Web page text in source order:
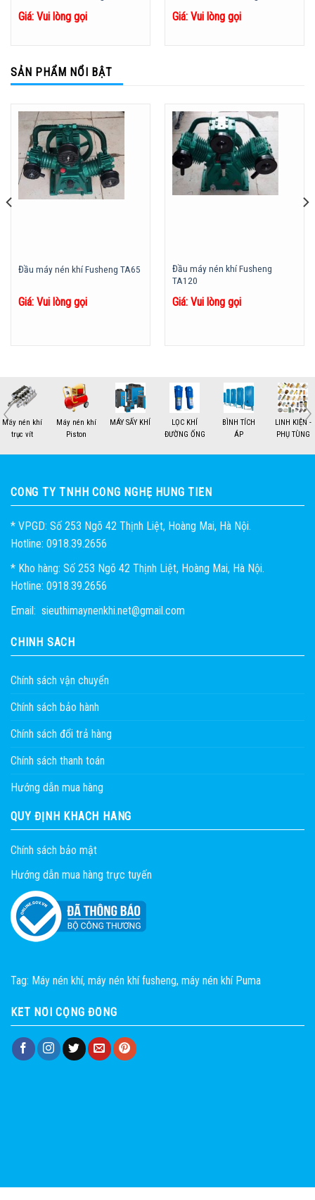
Giá: Vui lòng gọi Giá: Vui lòng gọi
SẢN PHẨM NỔI BẬT
Đầu máy nén khí Fusheng TA65
Giá: Vui lòng gọi
Đầu máy nén khí Fusheng
TA120
Giá: Vui lòng gọi
MÁY SẤY KHÍ
LỌC KHÍ
ĐƯỜNG ỐNG
BÌNH TÍCH
LINH KIỆN -
PHỤ TÙNG
THIẾT BỊ - KHÍ
NÉN
HỎI
CÔNG TY TNHH CÔNG NGHỆ HÙNG TIẾN
* VPGD: Số 253 Ngõ 42 Thịnh Liệt, Hoàng Mai, Hà Nội.
Hotline: 0918.39.2656
* Kho hàng: Số 253 Ngõ 42 Thịnh Liệt, Hoàng Mai, Hà Nội.
Hotline: 0918.39.2656
Email: sieuthimaynenkhi.net@gmail.com
CHÍNH SÁCH
Chính sách vận chuyển
Chính sách bảo hành
Chính sách đổi trả hàng
Chính sách thanh toán
Hướng dẫn mua hàng
QUY ĐỊNH KHÁCH HÀNG
Chính sách bảo mật
Hướng dẫn mua hàng trực tuyến
Tag: Máy nén khí, máy nén khí fusheng, máy nén khí Puma
KẾT NỐI CỘNG ĐỒNG